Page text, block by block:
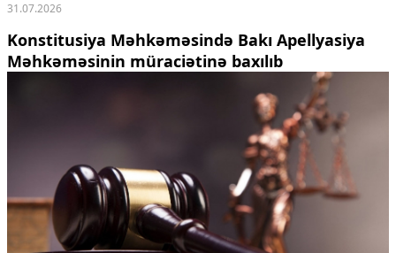
31.07.2026
Konstitusiya Məhkəməsində Bakı Apellyasiya
Məhkəməsinin müraciətinə baxılıb